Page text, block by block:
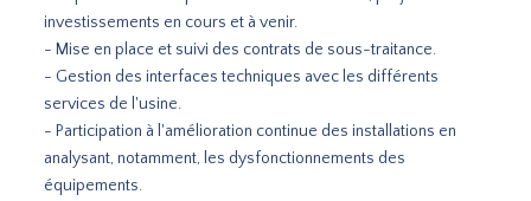
investissements en cours et à venir.
- Mise en place et suivi des contrats de sous-traitance.
- Gestion des interfaces techniques avec les différents
services de l'usine.
- Participation à l'amélioration continue des installations en
analysant, notamment, les dysfonctionnements des
équipements.